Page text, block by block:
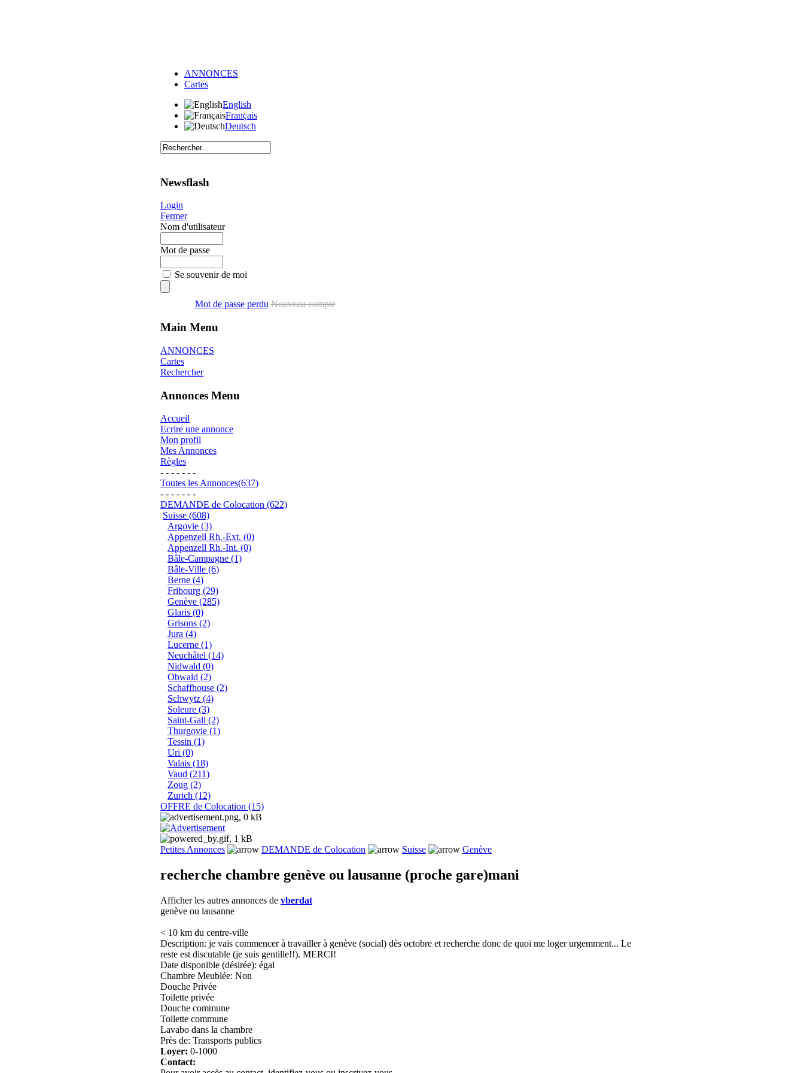
ANNONCES
Cartes
English
Français
Deutsch
Newsflash
Login
Fermer
Nom d'utilisateur
Mot de passe
Se souvenir de moi
Mot de passe perdu Nouveau compte
Main Menu
ANNONCES
Cartes
Rechercher
Annonces Menu
Accueil
Ecrire une annonce
Mon profil
Mes Annonces
Règles
- - - - - - -
Toutes les Annonces(637)
- - - - - - -
DEMANDE de Colocation (622)
Suisse (608)
Argovie (3)
Appenzell Rh.-Ext. (0)
Appenzell Rh.-Int. (0)
Bâle-Campagne (1)
Bâle-Ville (6)
Berne (4)
Fribourg (29)
Genève (285)
Glaris (0)
Grisons (2)
Jura (4)
Lucerne (1)
Neuchâtel (14)
Nidwald (0)
Obwald (2)
Schaffhouse (2)
Schwytz (4)
Soleure (3)
Saint-Gall (2)
Thurgovie (1)
Tessin (1)
Uri (0)
Valais (18)
Vaud (211)
Zoug (2)
Zurich (12)
OFFRE de Colocation (15)
Petites Annonces DEMANDE de Colocation Suisse Genève
recherche chambre genève ou lausanne (proche gare)mani
Afficher les autres annonces de vberdat
genève ou lausanne
< 10 km du centre-ville
Description: je vais commencer à travailler à genève (social) dès octobre et recherche donc de quoi me loger urgemment... Le
reste est discutable (je suis gentille!!). MERCI!
Date disponible (désirée): égal
Chambre Meublée: Non
Douche Privée
Toilette privée
Douche commune
Toilette commune
Lavabo dans la chambre
Près de: Transports publics
Loyer: 0-1000
Contact: